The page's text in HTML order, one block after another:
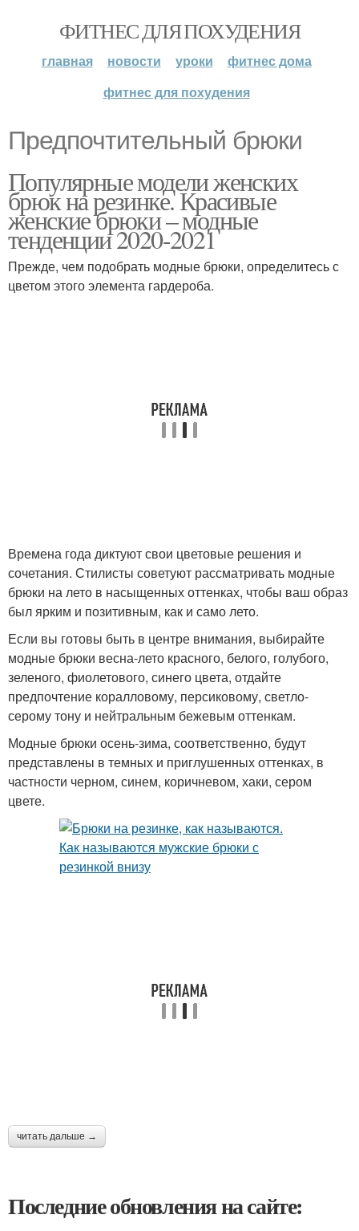
ФИТНЕС ДЛЯ ПОХУДЕНИЯ
главная новости уроки
фитнес дома
фитнес для похудения
Предпочтительный брюки
Популярные модели женских
брюк на резинке. Красивые
женские брюки – модные
тенденции 2020-2021
Прежде, чем подобрать модные брюки, определитесь с
цветом этого элемента гардероба.
Времена года диктуют свои цветовые решения и
сочетания. Стилисты советуют рассматривать модные
брюки на лето в насыщенных оттенках, чтобы ваш образ
был ярким и позитивным, как и само лето.
Если вы готовы быть в центре внимания, выбирайте
модные брюки весна-лето красного, белого, голубого,
зеленого, фиолетового, синего цвета, отдайте
предпочтение коралловому, персиковому, светло-
серому тону и нейтральным бежевым оттенкам.
Модные брюки осень-зима, соответственно, будут
представлены в темных и приглушенных оттенках, в
частности черном, синем, коричневом, хаки, сером
цвете.
читать дальше →
Последние обновления на сайте: